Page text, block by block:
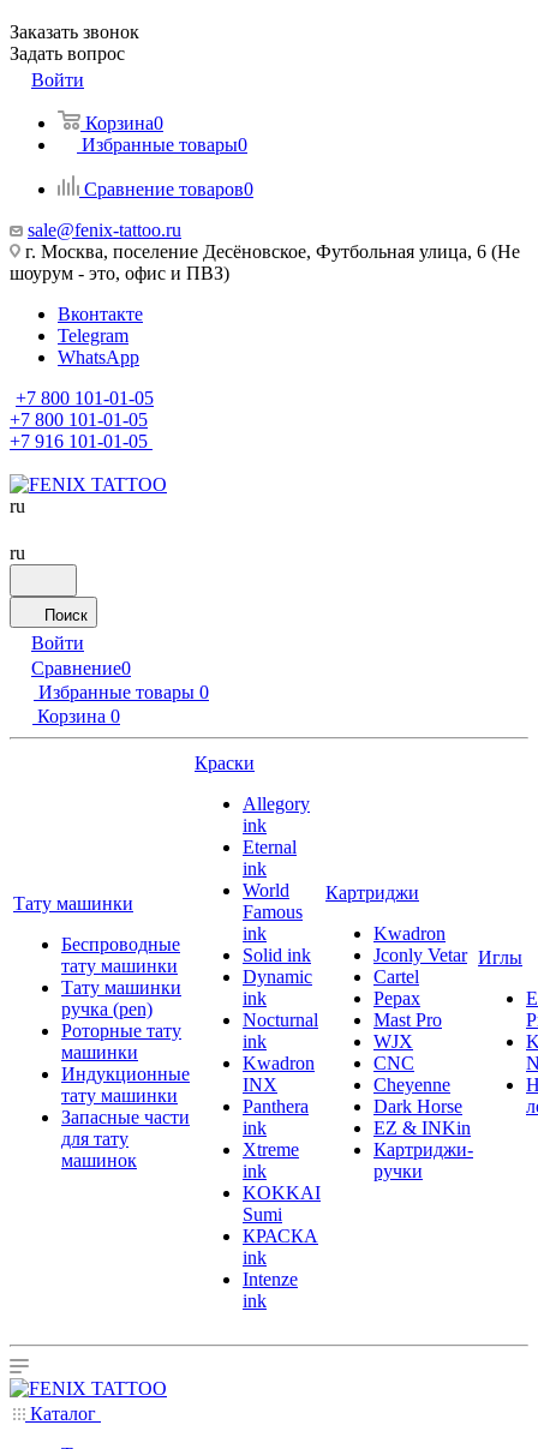
Заказать звонок
Задать вопрос
Войти
Корзина0
Избранные товары0
Сравнение товаров0
sale@fenix-tattoo.ru
г. Москва, поселение Десёновское, Футбольная улица, 6 (Не
шоурум - это, офис и ПВЗ)
Вконтакте
Telegram
WhatsApp
+7 800 101-01-05
+7 800 101-01-05
+7 916 101-01-05
ru
ru
Поиск
Войти
Сравнение0
Избранные товары 0
Корзина 0
Тату машинки
Беспроводные
тату машинки
Тату машинки
ручка (pen)
Роторные тату
машинки
Индукционные
тату машинки
Запасные части
для тату
машинок
Краски
Allegory
ink
Eternal
ink
World
Famous
ink
Solid ink
Dynamic
ink
Nocturnal
ink
Kwadron
INX
Panthera
ink
Xtreme
ink
KOKKAI
Sumi
КРАСКА
ink
Intenze
ink
Картриджи
Kwadron
Jconly Vetar
Cartel
Pepax
Mast Pro
WJX
CNC
Cheyenne
Dark Horse
EZ & INKin
Картриджи-
ручки
Иглы
Каталог